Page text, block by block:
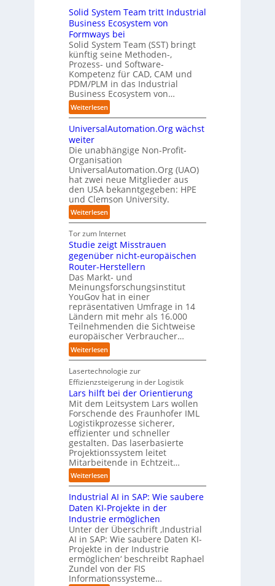
i
b
e
n
u
n
b
e
s
t
z
f
ü
r
d
e
n
G
i
g
a
f
a
c
t
o
r
y
-
A
u
s
b
a
u
-
C
E
O
h
e
n
z
e
n
t
r
e
n
n
D
e
u
t
s
c
h
l
a
n
d
T
e
f
f
p
u
n
k
t
f
r
p
r
a
x
i
s
n
a
e
A
u
t
o
m
a
t
i
s
i
e
r
u
n
g
s
l
ö
s
u
n
g
e
n
b
:
D
i
s
r
u
p
t
b
l
i
c
k
t
a
u
f
d
i
e
Z
u
k
u
n
f
t
d
e
r
I
n
d
s
t
r
i
e
a
u
t
o
m
a
i
s
i
e
r
u
n
g
Solid System Team tritt Industrial
Business Ecosystem von
Formways bei
Solid System Team (SST) bringt
künftig seine Methoden-,
Prozess- und Software-
Kompetenz für CAD, CAM und
PDM/PLM in das Industrial
Business Ecosystem von…
Weiterlesen:
S
o
i
d
S
y
s
t
e
m
T
e
a
t
r
i
t
t
I
n
d
u
t
r
i
a
l
B
s
i
n
e
s
s
E
c
y
s
t
UniversalAutomation.Org wächst
weiter
Die unabhängige Non-Profit-
Organisation
UniversalAutomation.Org (UAO)
hat zwei neue Mitglieder aus
den USA bekanntgegeben: HPE
und Clemson University.
Weiterlesen:
U
n
i
v
e
r
s
a
l
A
u
t
o
m
a
t
i
o
n
.
O
g
w
ä
c
h
s
t
w
e
i
t
e
r
Tor zum Internet
Studie zeigt Misstrauen
gegenüber nicht-europäischen
Router-Herstellern
Das Markt- und
Meinungsforschungsinstitut
YouGov hat in einer
repräsentativen Umfrage in 14
Ländern mit mehr als 16.000
Teilnehmenden die Sichtweise
europäischer Verbraucher…
Weiterlesen:
S
t
u
d
i
e
z
e
g
t
M
i
s
s
r
a
u
e
n
g
Lasertechnologie zur
Effizienzsteigerung in der Logistik
Lars hilft bei der Orientierung
Mit dem Leitsystem Lars wollen
Forschende des Fraunhofer IML
Logistikprozesse sicherer,
effizienter und schneller
gestalten. Das laserbasierte
Projektionssystem leitet
Mitarbeitende in Echtzeit…
Weiterlesen:
L
a
r
s
h
l
f
t
b
Industrial AI in SAP: Wie saubere
Daten KI-Projekte in der
Industrie ermöglichen
Unter der Überschrift ‚Industrial
AI in SAP: Wie saubere Daten KI-
Projekte in der Industrie
ermöglichen‘ beschreibt Raphael
Zundel von der FIS
Informationssysteme…